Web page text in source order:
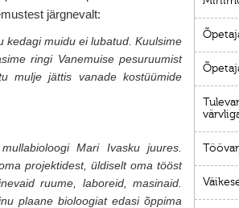
järgnevalt:
kedagi muidu ei lubatud. Kuulsime
ringi Vanemuise pesuruumist
mulje jättis vanade kostüümide
Mari Ivasku juures.
projektidest, üldiselt oma tööst
ruume, laboreid, masinaid.
plaane bioloogiat edasi õppima